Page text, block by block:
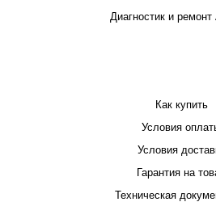
Диагностик и
Как купить
Условия
Условия
Гарантия на
Техническая